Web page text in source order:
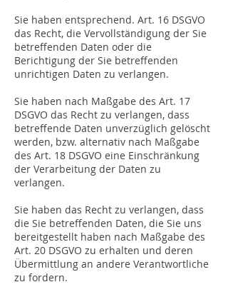
Sie haben entsprechend. Art. 16 DSGVO
das Recht, die Vervollständigung der Sie
betreffenden Daten oder die
Berichtigung der Sie betreffenden
unrichtigen Daten zu verlangen.
Sie haben nach Maßgabe des Art. 17
DSGVO das Recht zu verlangen, dass
betreffende Daten unverzüglich gelöscht
werden, bzw. alternativ nach Maßgabe
des Art. 18 DSGVO eine Einschränkung
der Verarbeitung der Daten zu
verlangen.
Sie haben das Recht zu verlangen, dass
die Sie betreffenden Daten, die Sie uns
bereitgestellt haben nach Maßgabe des
Art. 20 DSGVO zu erhalten und deren
Übermittlung an andere Verantwortliche
zu fordern.